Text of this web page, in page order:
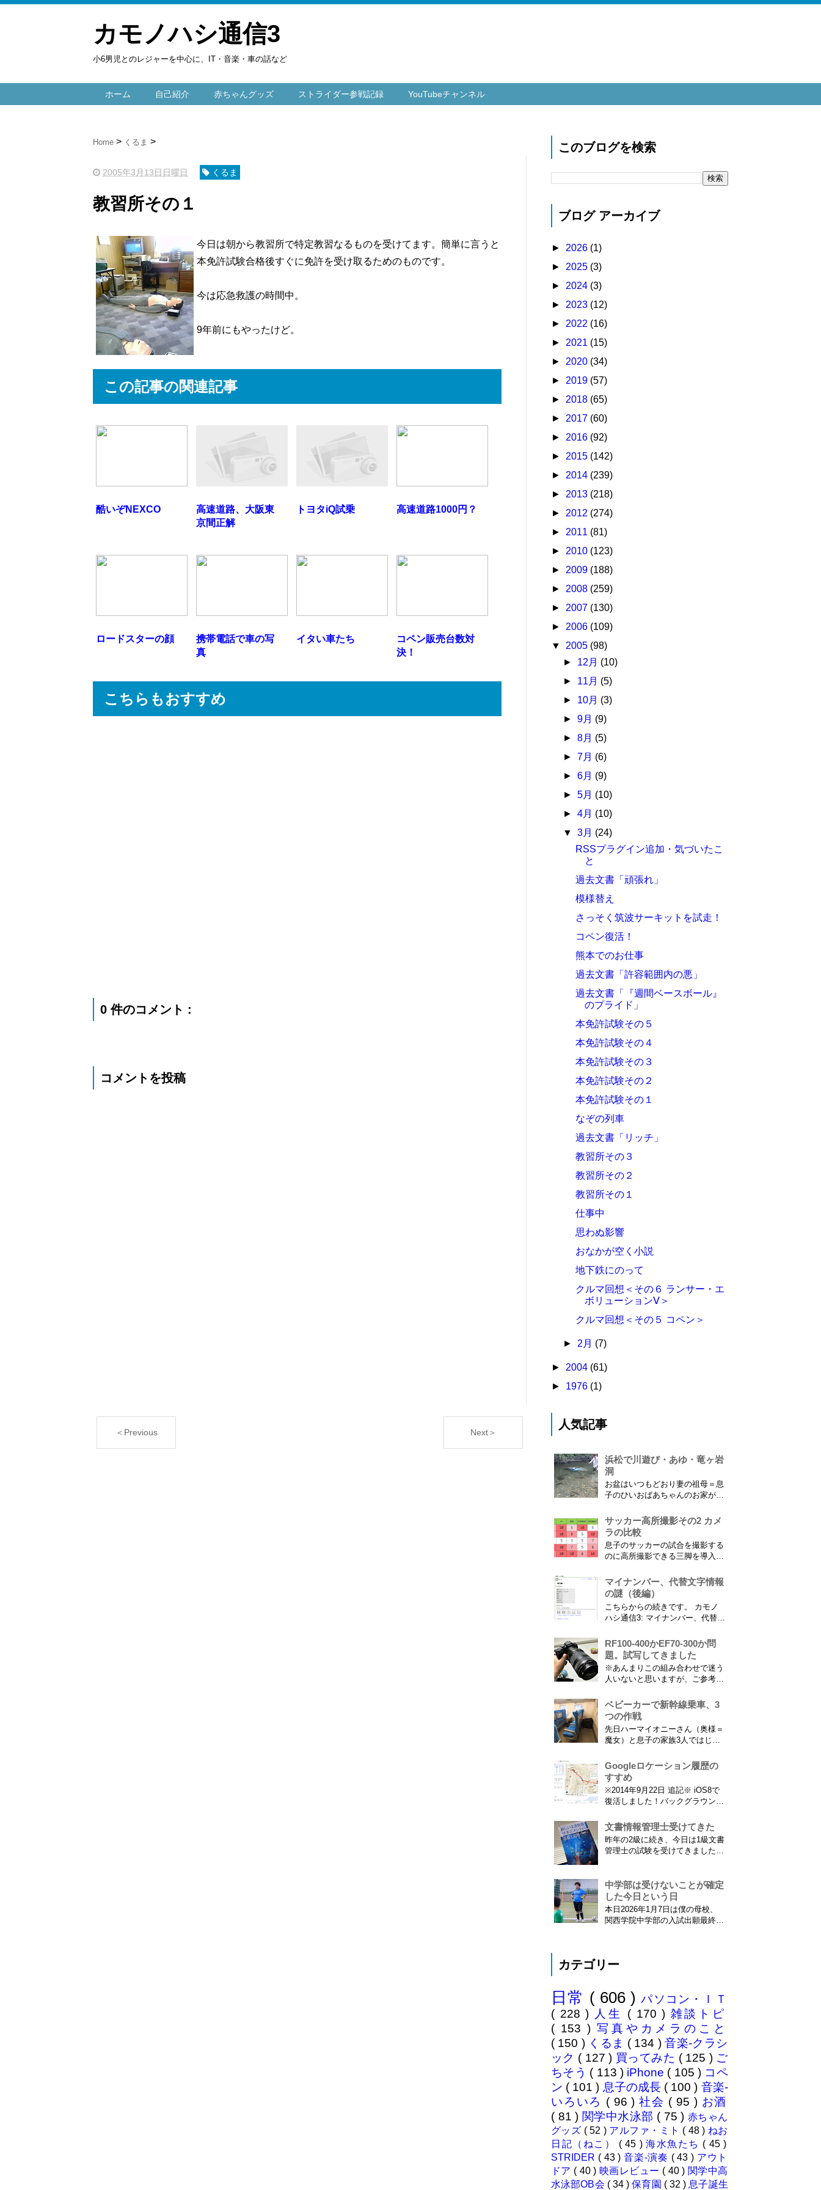
カモノハシ通信3
小6男児とのレジャーを中心に、IT・音楽・車の話など
ホーム 自己紹介 赤ちゃんグッズ ストライダー参戦記録 YouTubeチャンネル
Home くるま
2005年3月13日日曜日 くるま
教習所その１
今日は朝から教習所で特定教習なるものを受けてます。簡単に言うと
本免許試験合格後すぐに免許を受け取るためのものです。
今は応急救護の時間中。
9年前にもやったけど。
この記事の関連記事
酷いぞNEXCO
高速道路、大阪東
京間正解
トヨタiQ試乗 高速道路1000円？
ロードスターの顔
携帯電話で車の写
真
イタい車たち
コペン販売台数対
決！
こちらもおすすめ
0 件のコメント :
コメントを投稿
＜Previous Next＞
このブログを検索
ブログ アーカイブ
► 2026 (1)
► 2025 (3)
► 2024 (3)
► 2023 (12)
► 2022 (16)
► 2021 (15)
► 2020 (34)
► 2019 (57)
► 2018 (65)
► 2017 (60)
► 2016 (92)
► 2015 (142)
► 2014 (239)
► 2013 (218)
► 2012 (274)
► 2011 (81)
► 2010 (123)
► 2009 (188)
► 2008 (259)
► 2007 (130)
► 2006 (109)
▼ 2005 (98)
► 12月 (10)
► 11月 (5)
► 10月 (3)
►9月 (9)
►8月 (5)
►7月 (6)
►6月 (9)
►5月 (10)
►4月 (10)
▼3月 (24)
RSSプラグイン追加・気づいたこ
と
過去文書「頑張れ」
模様替え
さっそく筑波サーキットを試走！
コペン復活！
熊本でのお仕事
過去文書「許容範囲内の悪」
過去文書「『週間ベースボール』
のプライド」
本免許試験その５
本免許試験その４
本免許試験その３
本免許試験その２
本免許試験その１
なぞの列車
過去文書「リッチ」
教習所その３
教習所その２
教習所その１
仕事中
思わぬ影響
おなかが空く小説
地下鉄にのって
クルマ回想＜その６ ランサー・エ
ボリューションⅤ＞
クルマ回想＜その５ コペン＞
► 2月 (7)
► 2004 (61)
► 1976 (1)
人気記事
浜松で川遊び・あゆ・竜ヶ岩
洞
お盆はいつもどおり妻の祖母＝息
子のひいおばあちゃんのお家があ
ばあちゃんがご健在なのはとって
もありがたいことです。 5歳vs88
歳 ひいおばあちゃんとの対決！
カモノハシ通信3 神宮寺川で水遊
び、下の方に動画も付けてます
サッカー高所撮影その2 カメ
ラの比較
息子のサッカーの試合を撮影する
のに高所撮影できる三脚を導入し
さからフィールド全体（少年用な
ので大人用の半分の大きさです）
を撮影できればカメラを放置して
の撮影ができますし、選手のポジ
ショニングを俯瞰で見てあとから
問題...
マイナンバー、代替文字情報
の謎（後編）
こちらからの続きです。 カモノ
ハシ通信3: マイナンバー、代替文
供の名前に使える漢字には制限が
あります。たまに使える漢字が増
えたり減ったりしてニュースにな
ってますよね。（2015年１月には
「巫」の字が人名漢字に追加され
RF100-400かEF70-300か問
題。試写してきました
※あんまりこの組み合わせで迷う
人いないと思いますが、ご参考に
とにご注意ください。 息子がサ
ッカーを始めたことで望遠レンズ
をつけての撮影機会がまた増えて
きました。使っているのは EF70-
300mm F4-5.6 IS USM というレ
ベビーカーで新幹線乗車、3
つの作戦
先日ハーマイオニーさん（奥様＝
魔女）と息子の家族3人ではじめ
た。息子はまだ8ヶ月なので基本
ヒザの上なのですが、問題はベビ
ーカーをどうするか。色々事前に
調べたことと、実際に乗ってわか
ったことをご報告いたします！ ※
ので...
Googleロケーション履歴の
すすめ
※2014年9月22日 追記※ iOS8で
復活しました！バックグラウンド
iPhone 6 Plusで確認しました。
カモノハシ通信3: Googleロケー
ション履歴がiOS8で復活！
※2013年11月8日 追記※ 残念な
文書情報管理士受けてきた
昨年の2級に続き、今日は1級文書
管理士の試験を受けてきました。
かしい…。 ※後日追記※ 無事合
格してました。しかも成績が上位
3名以内？とかで表彰してもらい
ました\( ˆoˆ )/ 文書の取り扱いや
中学部は受けないことが確定
した今日という日
本日2026年1月7日は僕の母校、
関西学院中学部の入試出願最終日
分の息子が12歳になったら母校中
その可能性がほぼなくなったこと
は...
カテゴリー
日常 ( 606 )パソコン・ＩＴ
( 228 ) 人生 ( 170 ) 雑談トピ
( 153 ) 写真やカメラのこと
( 150 ) くるま ( 134 )音楽-クラシ
ック ( 127 ) 買ってみた ( 125 ) ご
ちそう ( 113 ) iPhone ( 105 ) コペ
ン ( 101 ) 息子の成長 ( 100 ) 音楽-
いろいろ ( 96 )社会 ( 95 ) お酒
( 81 ) 関学中水泳部 ( 75 ) 赤ちゃん
グッズ ( 52 ) アルファ・ミト ( 48 ) ねお
日記（ねこ） ( 45 ) 海水魚たち ( 45 )
STRIDER ( 43 )音楽-演奏 ( 43 ) アウト
ドア ( 40 ) 映画レビュー ( 40 ) 関学中高
水泳部OB会 ( 34 )保育園 ( 32 ) 息子誕生